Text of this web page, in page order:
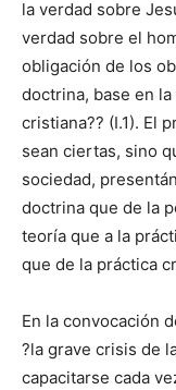
la verdad sobre
verdad sobre el
obligación de los
doctrina, base en
cristiana?? (I.1). El
sean ciertas, sino
sociedad,
doctrina que de la
teoría que a la
que de la práctica
En la convocación
?la grave crisis de
capacitarse cada